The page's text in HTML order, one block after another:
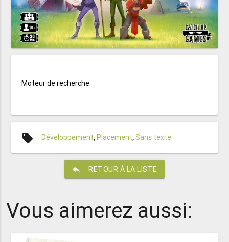
Moteur de recherche
local_offer Développement,Placement,Sans texte
reply RETOUR À LA LISTE
Vous aimerez aussi: